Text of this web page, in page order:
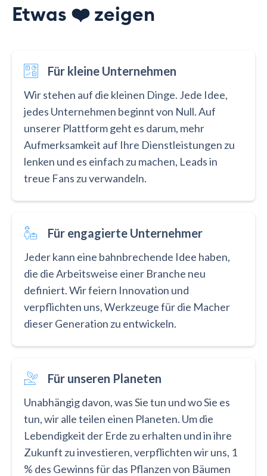
Etwas ❤️ zeigen
Für kleine Unternehmen
Wir stehen auf die kleinen Dinge. Jede Idee,
jedes Unternehmen beginnt von Null. Auf
unserer Plattform geht es darum, mehr
Aufmerksamkeit auf Ihre Dienstleistungen zu
lenken und es einfach zu machen, Leads in
treue Fans zu verwandeln.
Für engagierte Unternehmer
Jeder kann eine bahnbrechende Idee haben,
die die Arbeitsweise einer Branche neu
definiert. Wir feiern Innovation und
verpflichten uns, Werkzeuge für die Macher
dieser Generation zu entwickeln.
Für unseren Planeten
Unabhängig davon, was Sie tun und wo Sie es
tun, wir alle teilen einen Planeten. Um die
Lebendigkeit der Erde zu erhalten und in ihre
Zukunft zu investieren, verpflichten wir uns, 1
% des Gewinns für das Pflanzen von Bäumen